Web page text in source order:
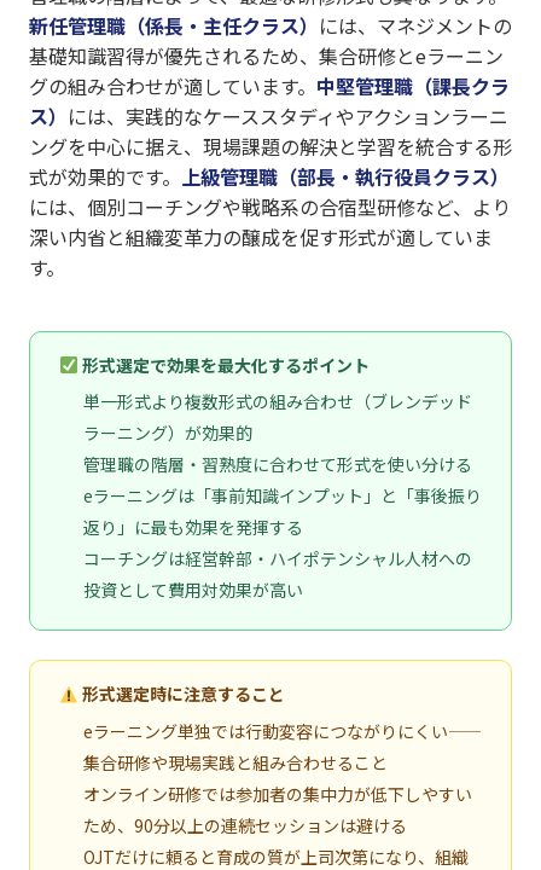
新任管理職（係長・主任クラス） には、マネジメントの
基礎知識習得が優先されるため、集合研修とeラーニン
グの組み合わせが適しています。 中堅管理職（課長クラ
ス） には、実践的なケーススタディやアクションラーニ
ングを中心に据え、現場課題の解決と学習を統合する形
式が効果的です。 上級管理職（部長・執行役員クラス）
には、個別コーチングや戦略系の合宿型研修など、より
深い内省と組織変革力の醸成を促す形式が適していま
す。
形式選定で効果を最大化するポイント
単一形式より複数形式の組み合わせ（ブレンデッド
ラーニング）が効果的
管理職の階層・習熟度に合わせて形式を使い分ける
eラーニングは「事前知識インプット」と「事後振り
返り」に最も効果を発揮する
コーチングは経営幹部・ハイポテンシャル人材への
投資として費用対効果が高い
形式選定時に注意すること
eラーニング単独では行動変容につながりにくい——
集合研修や現場実践と組み合わせること
オンライン研修では参加者の集中力が低下しやすい
ため、90分以上の連続セッションは避ける
OJTだけに頼ると育成の質が上司次第になり、組織